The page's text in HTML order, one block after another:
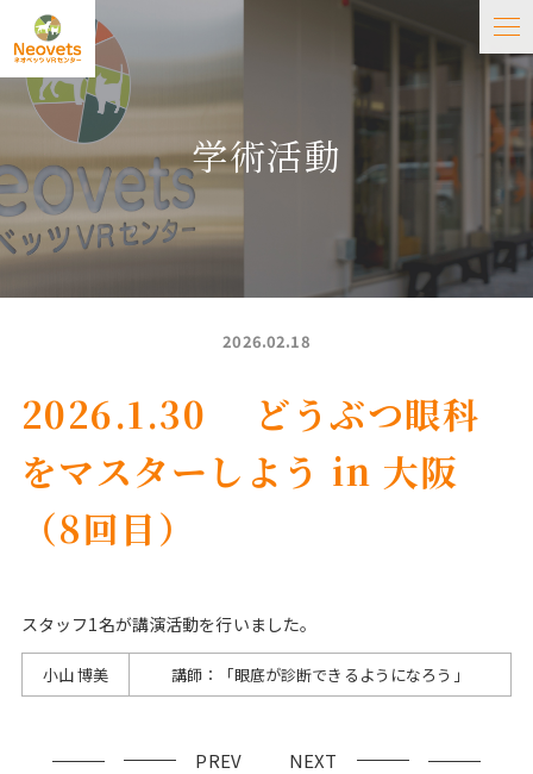
学術活動
2026.02.18
2026.1.30 どうぶつ眼科
をマスターしよう in 大阪
（8回目）
スタッフ1名が講演活動を行いました。
小山 博美 講師：「眼底が診断できるようになろう」
PREV NEXT